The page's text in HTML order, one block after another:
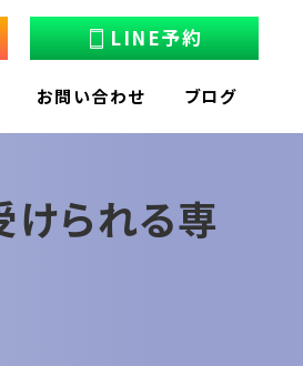
LINE予約
お問い合わせ ブログ
けられる専